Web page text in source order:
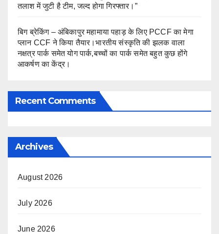
तलाश में जुटी है टीम, जल्द होगा गिरफ्तार।”
बिग ब्रेकिंग – अंबिकापुर महामाया पहाड़ के लिए PCCF का मेगा
प्लान CCF ने किया तैयार।भारतीय संस्कृति की झलक वाला
नक्षत्र पार्क समेत योग पार्क,बच्चों का पार्क समेत बहुत कुछ होंगे
आकर्षण का केंद्र।
Recent Comments
Archives
August 2026
July 2026
June 2026